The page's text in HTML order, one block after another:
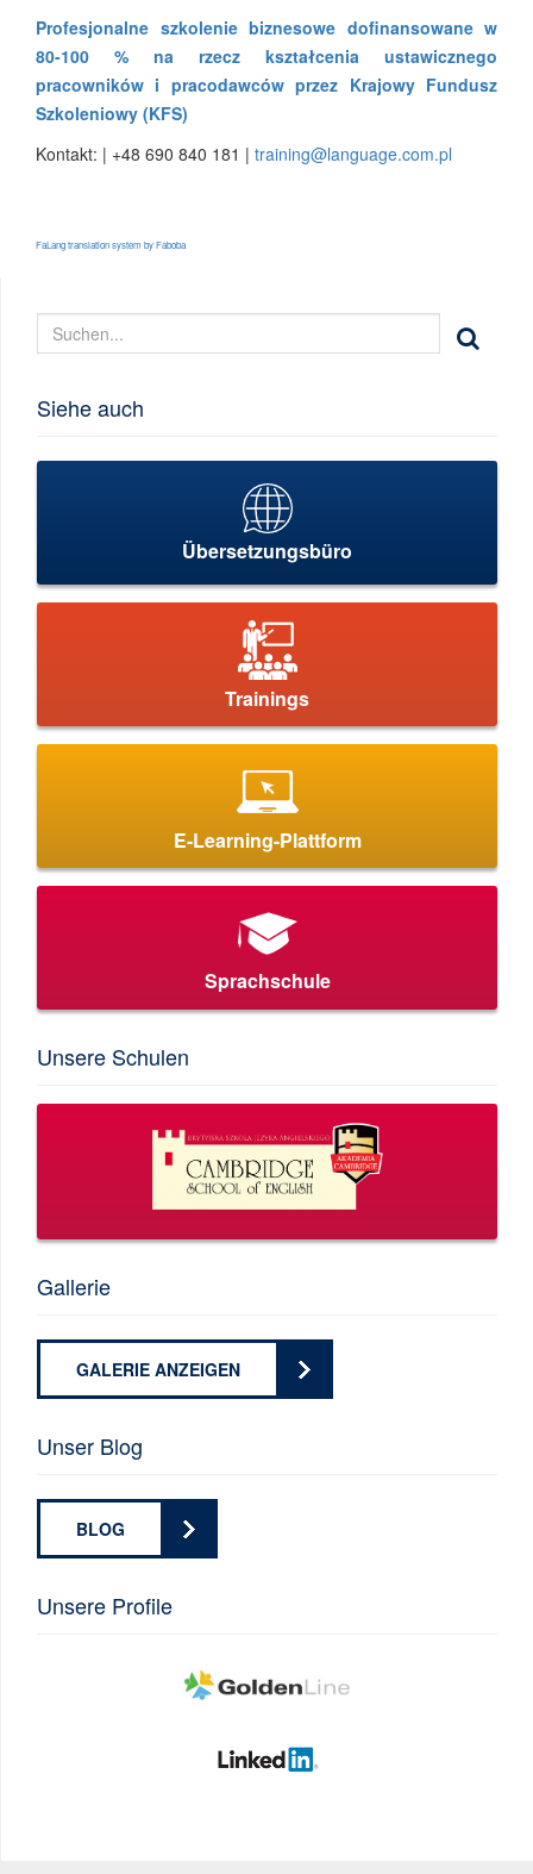
Profesjonalne szkolenie biznesowe dofinansowane w
80-100 % na rzecz kształcenia ustawicznego
pracowników i pracodawców przez Krajowy Fundusz
Szkoleniowy (KFS)
Kontakt: | +48 690 840 181 | training@language.com.pl
FaLang translation system by Faboba
Siehe auch
Übersetzungsbüro
Trainings
E-Learning-Plattform
Sprachschule
Unsere Schulen
Gallerie
GALERIE ANZEIGEN
Unser Blog
BLOG
Unsere Profile